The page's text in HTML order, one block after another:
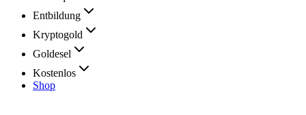
Entbildung
Kryptogold
Goldesel
Kostenlos
Shop